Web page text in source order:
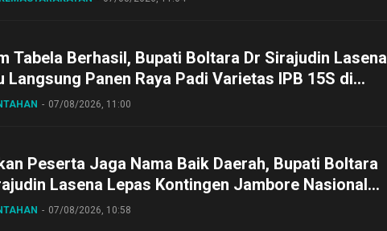
Tabela Berhasil, Bupati Boltara Dr Sirajudin Lasena
Langsung Panen Raya Padi Varietas IPB 15S di
07/08/2026, 11:00
Peserta Jaga Nama Baik Daerah, Bupati Boltara
Lasena Lepas Kontingen Jambore Nasional
Buperta Cibubur
07/08/2026, 10:58